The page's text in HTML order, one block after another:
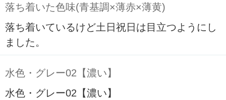
落ち着いた色味(青基調×薄赤×薄黄)
落ち着いているけど土日祝日は目立つようにし
ました。
水色・グレー02【濃い】
水色・グレー02【濃い】